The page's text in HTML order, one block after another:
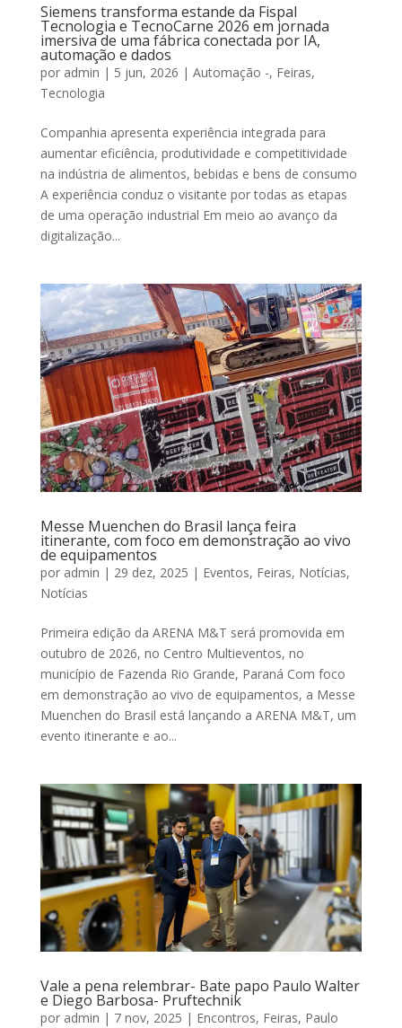
Siemens transforma estande da Fispal
Tecnologia e TecnoCarne 2026 em jornada
imersiva de uma fábrica conectada por IA,
automação e dados
por admin | 5 jun, 2026 | Automação -, Feiras,
Tecnologia
Companhia apresenta experiência integrada para
aumentar eficiência, produtividade e competitividade
na indústria de alimentos, bebidas e bens de consumo
A experiência conduz o visitante por todas as etapas
de uma operação industrial Em meio ao avanço da
digitalização...
Messe Muenchen do Brasil lança feira
itinerante, com foco em demonstração ao vivo
de equipamentos
por admin | 29 dez, 2025 | Eventos, Feiras, Notícias,
Notícias
Primeira edição da ARENA M&T será promovida em
outubro de 2026, no Centro Multieventos, no
município de Fazenda Rio Grande, Paraná Com foco
em demonstração ao vivo de equipamentos, a Messe
Muenchen do Brasil está lançando a ARENA M&T, um
evento itinerante e ao...
Vale a pena relembrar- Bate papo Paulo Walter
e Diego Barbosa- Pruftechnik
por admin | 7 nov, 2025 | Encontros, Feiras, Paulo